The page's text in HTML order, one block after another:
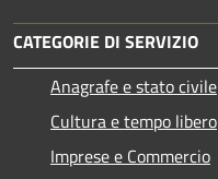
CATEGORIE DI SERVIZIO
Anagrafe e stato civile
Cultura e tempo libero
Imprese e Commercio